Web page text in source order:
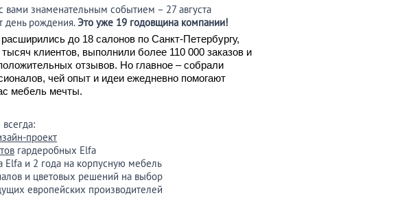
вами знаменательным событием – 27 августа
день рождения.Это уже 19 годовщина компании!
до 18 салонов по Санкт-Петербургу,
клиентов, выполнили более 110 000 заказов и
отзывов. Но главное – собрали
чей опыт и идеи ежедневно помогают
мебель мечты.
проект
гардеробных Elfa
Elfa и 2 года на корпусную мебель
и цветовых решений на выбор
европейских производителей